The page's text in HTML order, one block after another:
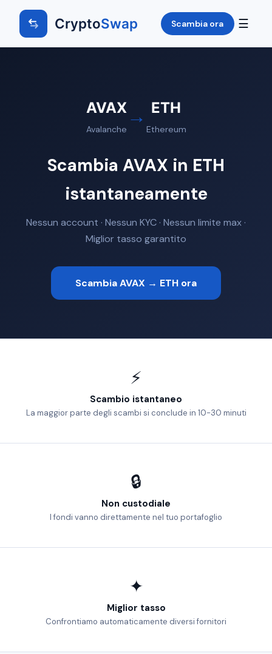
CryptoSwap Scambia ora ☰
AVAX
Avalanche
→ ETH
Ethereum
Scambia AVAX in ETH
istantaneamente
Nessun account · Nessun KYC · Nessun limite max ·
Miglior tasso garantito
Scambia AVAX → ETH ora
⚡
Scambio istantaneo
La maggior parte degli scambi si conclude in 10-30 minuti
🔒
Non custodiale
I fondi vanno direttamente nel tuo portafoglio
✦
Miglior tasso
Confrontiamo automaticamente diversi fornitori